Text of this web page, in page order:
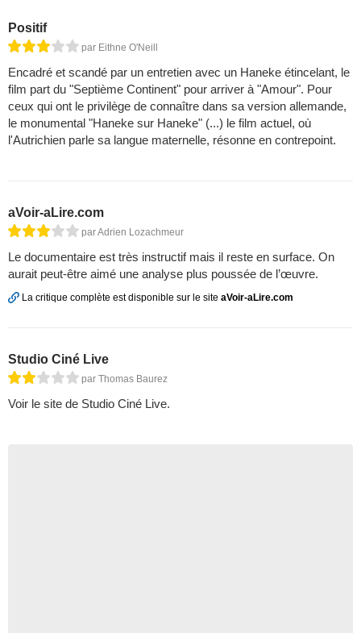
Positif
par Eithne O'Neill
Encadré et scandé par un entretien avec un Haneke étincelant, le
film part du "Septième Continent" pour arriver à "Amour". Pour
ceux qui ont le privilège de connaître dans sa version allemande,
le monumental "Haneke sur Haneke" (...) le film actuel, où
l'Autrichien parle sa langue maternelle, résonne en contrepoint.
aVoir-aLire.com
par Adrien Lozachmeur
Le documentaire est très instructif mais il reste en surface. On
aurait peut-être aimé une analyse plus poussée de l’œuvre.
La critique complète est disponible sur le site aVoir-aLire.com
Studio Ciné Live
par Thomas Baurez
Voir le site de Studio Ciné Live.